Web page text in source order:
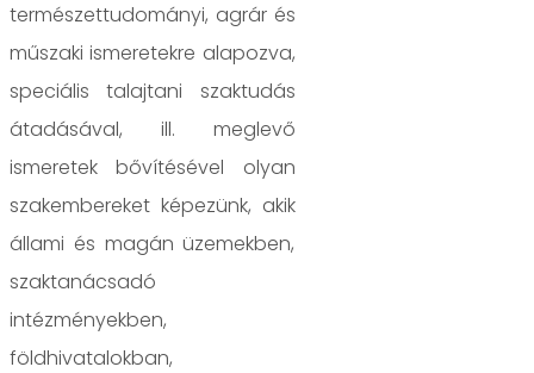
természettudományi, agrár és
műszaki ismeretekre alapozva,
speciális talajtani szaktudás
átadásával, ill. meglevő
ismeretek bővítésével olyan
szakembereket képezünk, akik
állami és magán üzemekben,
szaktanácsadó
intézményekben,
földhivatalokban,